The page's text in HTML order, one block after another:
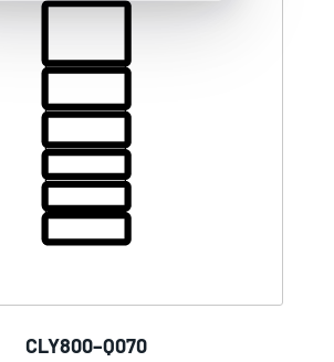
CLY800–Q070